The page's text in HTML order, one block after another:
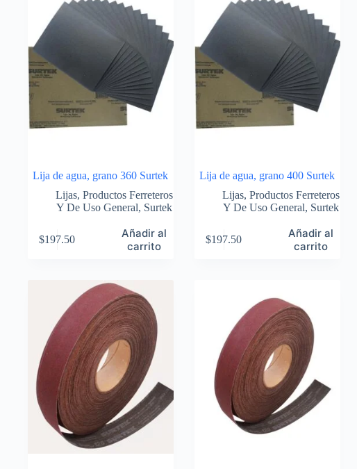
Lija de agua, grano 360 Surtek
Lijas,Productos Ferreteros
Y De Uso General, Surtek
$197.50
Añadir al
carrito
Lija de agua, grano 400 Surtek
Lijas,Productos Ferreteros
Y De Uso General, Surtek
$197.50
Añadir al
carrito